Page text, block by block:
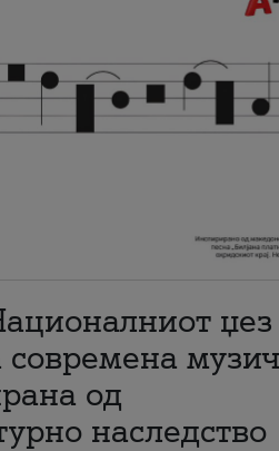
џез
современа
од
наследство